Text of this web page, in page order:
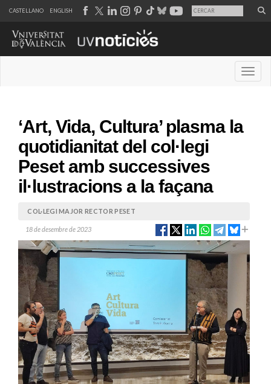
CASTELLANO ENGLISH
‘Art, Vida, Cultura’ plasma la
quotidianitat del col·legi
Peset amb successives
il·lustracions a la façana
COL·LEGI MAJOR RECTOR PESET
18 de desembre de 2023